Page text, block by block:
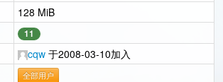
128 MiB
11
cqw 于2008-03-10加入
全部用户